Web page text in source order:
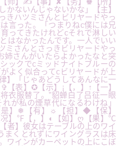
师】✍【事】✘【务】♚【所】
かないんじゃないかな」【主】
きハツミさんとビリヤードやっ
言った。「つまりねc僕には兄
ってきたけれどcそれで淋しい
はなかったんです。一人でいい
ミさんとさっきビリヤードやっ
姉さんがいたらよかったなと突
ックでcミッドナイトブルーの
よく似合ってcビリヤードが上
】「じゃあどうしてあんなに一
【表】✪【示】¡【，】↑【一】
服替了。”貂蝉白了吕征一眼
が私の煙草代になるわけね」
】❅【有】☼【担】◆【保】
】℉【，】◐【如】ღ【果】℃
者】彼女はテーブルの上のワイ
まくとれずにワイングラスは床
ワインがカーペットの上にこぼ